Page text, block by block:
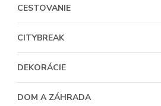
CESTOVANIE
CITYBREAK
DEKORÁCIE
DOM A ZÁHRADA